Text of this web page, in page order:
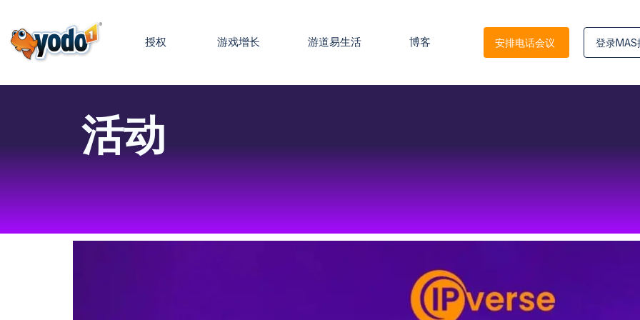
授权 游戏增长 游道易生活 博客 安排电话会议 登录MAS
活动